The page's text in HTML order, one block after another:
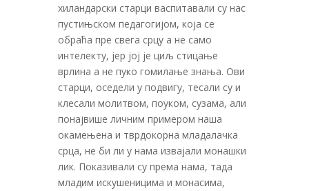
хиландарски старци васпитавали су нас
пустињском педагогијом, која се
обраћа пре свега срцу а не само
интелекту, јер јој је циљ стицање
врлина а не пуко гомилање знања. Ови
старци, оседели у подвигу, тесали су и
клесали молитвом, поуком, сузама, али
понајвише личним примером наша
окамењена и тврдокорна младалачка
срца, не би ли у нама извајали монашки
лик. Показивали су према нама, тада
младим искушеницима и монасима,